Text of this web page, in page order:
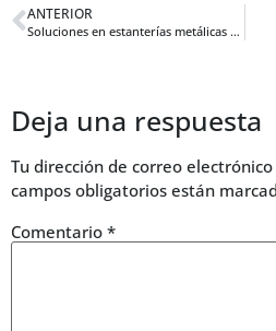
ANTERIOR
Soluciones en estanterías metálicas para organizar tu taller de carpintería
Deja una respuesta
Tu dirección de correo
campos obligatorios están
Comentario *